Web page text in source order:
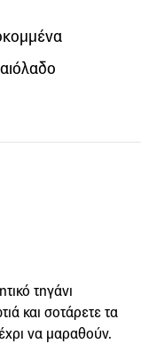
τηγάνι
και σοτάρετε τα
να μαραθούν.